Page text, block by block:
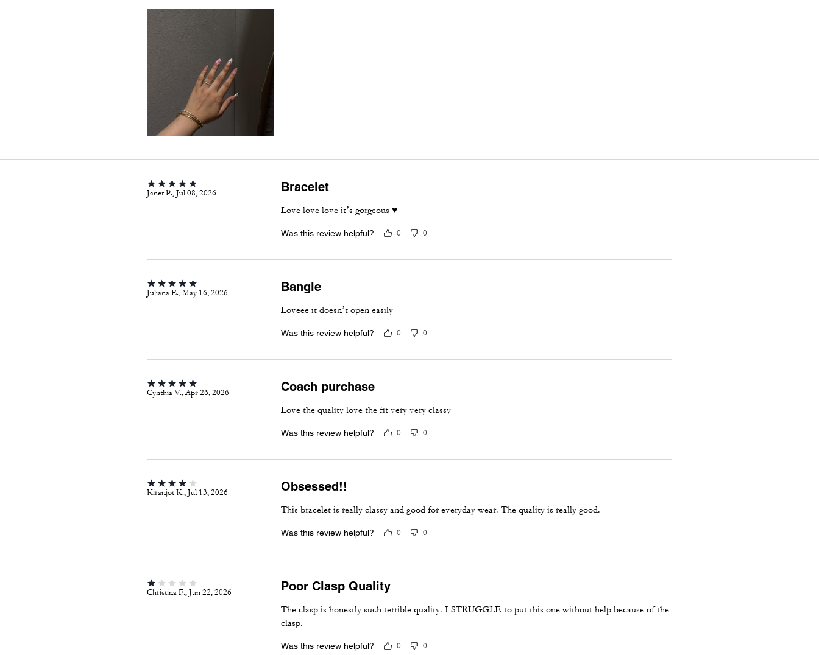
Janet P., Jul 08, 2026 Bracelet
Love love love it’s gorgeous ♥️
Was this review helpful? 0 0
Juliana E., May 16, 2026 Bangle
Loveee it doesn’t open easily
Was this review helpful? 0 0
Cynthia V., Apr 26, 2026 Coach purchase
Love the quality love the fit very very classy
Was this review helpful? 0 0
Kiranjot K., Jul 13, 2026 Obsessed!!
This bracelet is really classy and good for everyday wear. The quality is really good.
Was this review helpful? 0 0
Christina F., Jun 22, 2026 Poor Clasp Quality
The clasp is honestly such terrible quality. I STRUGGLE to put this one without help because of the
clasp.
Was this review helpful? 0 0